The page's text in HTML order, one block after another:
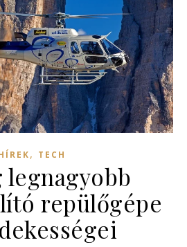
, TECH
legnagyobb
repülőgépe